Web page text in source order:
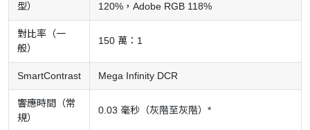
型）
120%，Adobe RGB 118%
對比率（一
般）
150 萬：1
SmartContrast Mega Infinity DCR
響應時間（常
規）
0.03 毫秒（灰階至灰階）*